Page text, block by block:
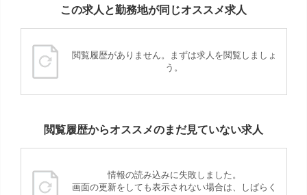
この求人と勤務地が同じオススメ求人
閲覧履歴がありません。まずは求人を閲覧しましょ
う。
閲覧履歴からオススメのまだ見ていない求人
情報の読み込みに失敗しました。
画面の更新をしても表示されない場合は、しばらく